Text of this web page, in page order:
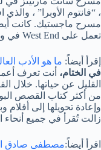
مسرح ماجستيك. كانت
تعمل على West End في وقت واحد.
إقرأ أيضاً: ما هو الأدب
في الختام، أنت تعرف
القليل عن حياتها. خلال
من أكثر كتاب القصص
وإعادة تحويلها إلى أفلام
زالت تُقرأ في جميع أنحاء
اقرأ أيضاً:مصطفى صادق